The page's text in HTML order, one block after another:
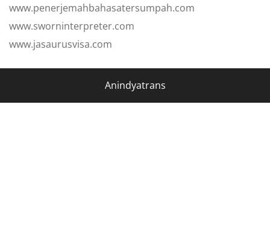
www.penerjemahbahasatersumpah.com
www.sworninterpreter.com
www.jasaurusvisa.com
Anindyatrans